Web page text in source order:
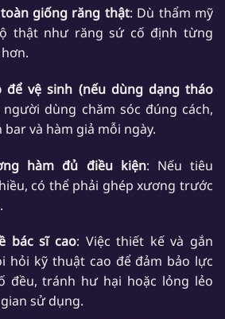
giống răng thật: Dù thẩm mỹ
thật như răng sứ cố định từng
để vệ sinh (nếu dùng dạng tháo
người dùng chăm sóc đúng cách,
và hàm giả mỗi ngày.
hàm đủ điều kiện: Nếu tiêu
có thể phải ghép xương trước
bác sĩ cao: Việc thiết kế và gắn
hỏi kỹ thuật cao để đảm bảo lực
đều, tránh hư hại hoặc lỏng lẻo
sử dụng.